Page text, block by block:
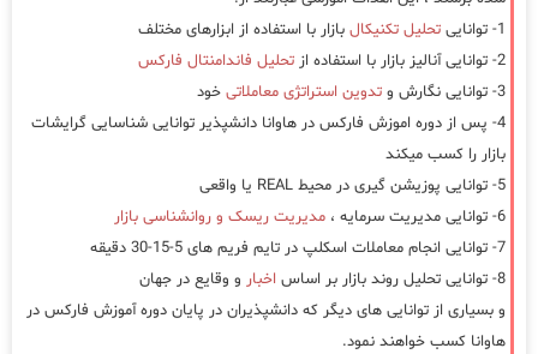
1- توانایی
تحلیل تکنیکال بازار با استفاده از ابزارهای مختلف
2- توانایی آنالیز بازار با استفاده از
تحلیل فاندامنتال فارکس
3- توانایی نگارش و
تدوین استراتژی معاملاتی خود
4- پس از دوره اموزش فارکس در هاوانا دانشپذیر توانایی شناسایی گرایشات
بازار را کسب میکند
5- توانایی پوزیشن گیری در محیط REAL یا واقعی
6- توانایی مدیریت سرمایه ،
مدیریت ریسک و روانشناسی بازار
7- توانایی انجام معاملات اسکلپ در تایم فریم های 5-15-30 دقیقه
8- توانایی تحلیل روند بازار بر اساس
اخبار و وقایع در جهان
و بسیاری از توانایی های دیگر که دانشپذیران در پایان دوره آموزش فارکس در
هاوانا کسب خواهند نمود.